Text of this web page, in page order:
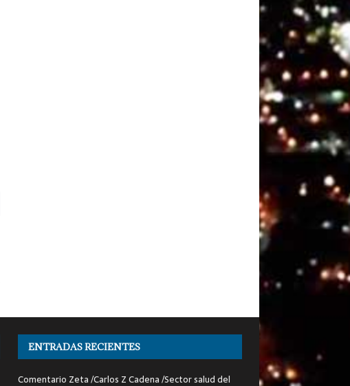
ENTRADAS RECIENTES
Comentario Zeta /Carlos Z Cadena /Sector salud del